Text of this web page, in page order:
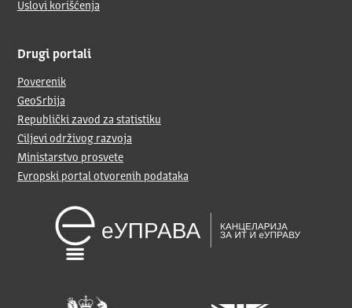
Uslovi korišćenja
Drugi portali
Poverenik
GeoSrbija
Republički zavod za statistiku
Ciljevi održivog razvoja
Ministarstvo prosvete
Evropski portal otvorenih podataka